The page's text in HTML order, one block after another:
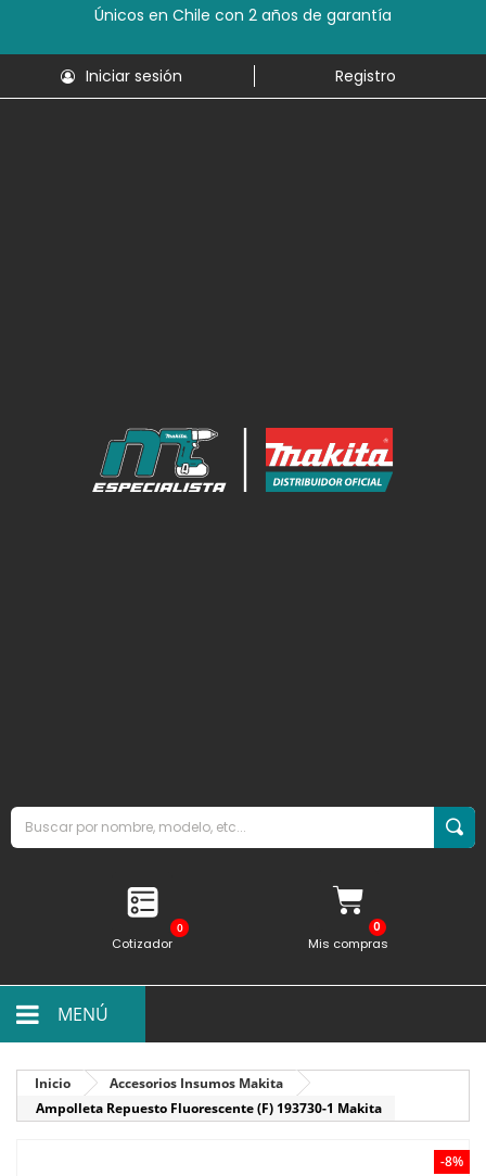
Únicos en Chile con 2 años de garantía
Iniciar sesión Registro
0
Cotizador Mis compras
MENÚ
Inicio
Accesorios Insumos Makita
Ampolleta Repuesto Fluorescente (F) 193730-1 Makita
-8%